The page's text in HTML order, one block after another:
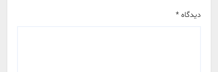
دیدگاه *